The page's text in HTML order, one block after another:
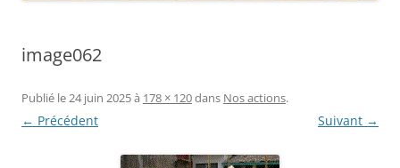
image062
Publié le24 juin 2025à 178 × 120dans Nos actions.
← Précédent Suivant →